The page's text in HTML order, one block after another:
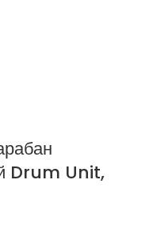
Drum Unit,